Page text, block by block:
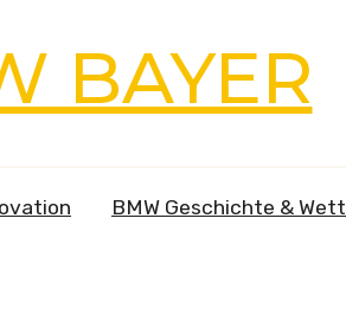
BAYER
BMW Geschichte &